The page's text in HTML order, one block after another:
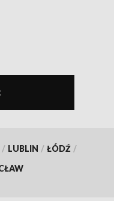
/ LUBLIN / ŁÓDŹ /